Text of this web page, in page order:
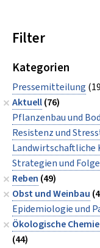
Filter
Kategorien
Pressemitteilung
Aktuell(76)
Pflanzenbau und
Resistenz und
Landwirtschaftliche
Strategien und
Reben (49)
Obst und Weinbau
Epidemiologie und
Ökologische
(44)